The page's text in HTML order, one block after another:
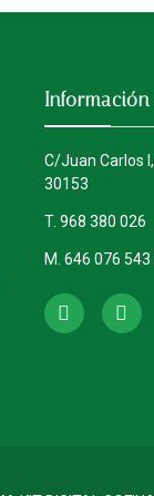
Instagram
Información
C/Juan Carlos
30153
T. 968 380 026
M. 646 076 543